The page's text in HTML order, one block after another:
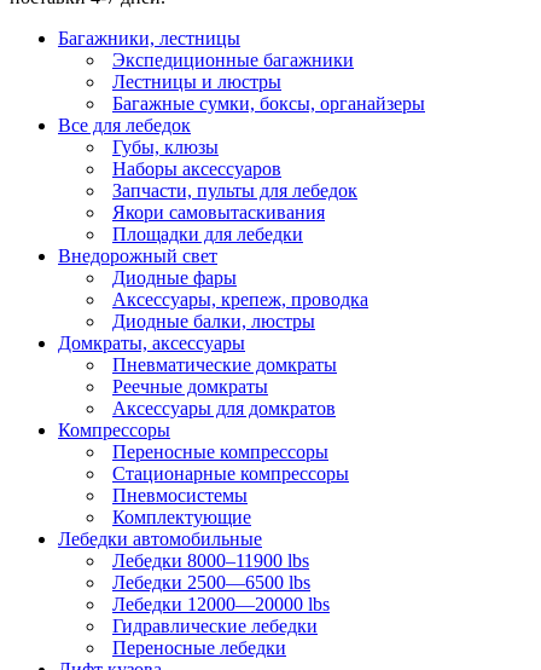
Багажники, лестницы
Экспедиционные багажники
Лестницы и люстры
Багажные сумки, боксы, органайзеры
Все для лебедок
Губы, клюзы
Наборы аксессуаров
Запчасти, пульты для лебедок
Якори самовытаскивания
Площадки для лебедки
Внедорожный свет
Диодные фары
Аксессуары, крепеж, проводка
Диодные балки, люстры
Домкраты, аксессуары
Пневматические домкраты
Реечные домкраты
Аксессуары для домкратов
Компрессоры
Переносные компрессоры
Стационарные компрессоры
Пневмосистемы
Комплектующие
Лебедки автомобильные
Лебедки 8000–11900 lbs
Лебедки 2500—6500 lbs
Лебедки 12000—20000 lbs
Гидравлические лебедки
Переносные лебедки